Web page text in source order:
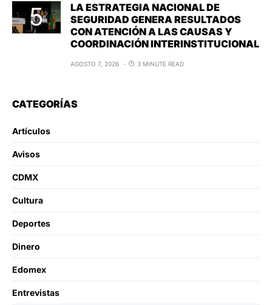
LA ESTRATEGIA NACIONAL DE
SEGURIDAD GENERA RESULTADOS
CON ATENCIÓN A LAS CAUSAS Y
COORDINACIÓN INTERINSTITUCIONAL
AGOSTO 7, 2026 3 MINUTE READ
CATEGORÍAS
Artículos
Avisos
CDMX
Cultura
Deportes
Dinero
Edomex
Entrevistas